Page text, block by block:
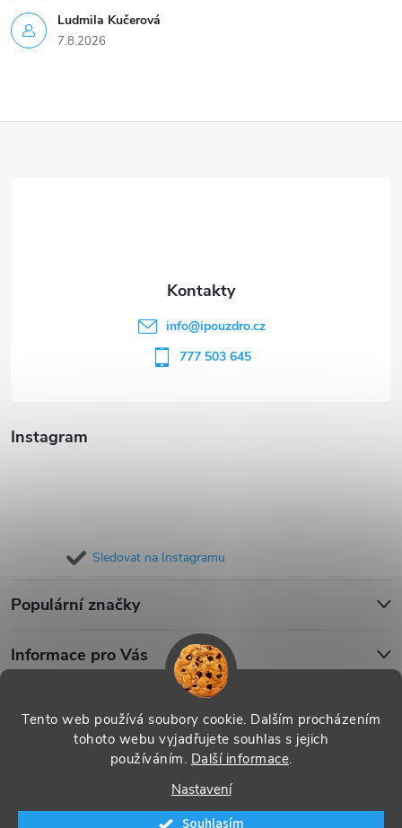
Tento web používá soubory cookie. Dalším procházením
tohoto webu vyjadřujete souhlas s jejich
používáním. Další informace.
Nastavení
Souhlasím
Ludmila Kučerová
7.8.2026
Instagram
Sledovat na Instagramu
Populární značky
Informace pro Vás
info@ipouzdro.cz
777 503 645
Copyright 2026 . Všechna práva vyhrazena.
nastavení cookies